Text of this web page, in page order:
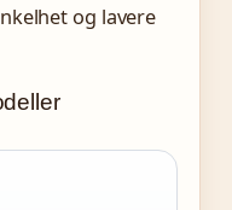
og lavere